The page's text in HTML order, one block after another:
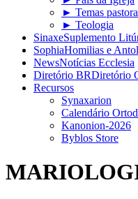
► Temas
► Teologia
SinaxeSuplemento
SophiaHomilias e
NewsNotícias Ecclesia
Diretório BRDiretório
Recursos
Synaxarion
Calendário
Kanonion-2026
Byblos Store